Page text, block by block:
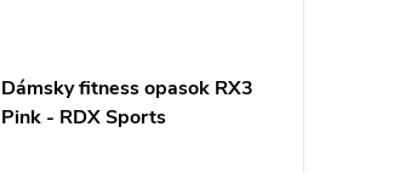
Dámsky fitness opasok RX3
Pink - RDX Sports